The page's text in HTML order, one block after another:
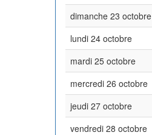
dimanche 23 octobre
lundi 24 octobre
mardi 25 octobre
mercredi 26 octobre
jeudi 27 octobre
vendredi 28 octobre